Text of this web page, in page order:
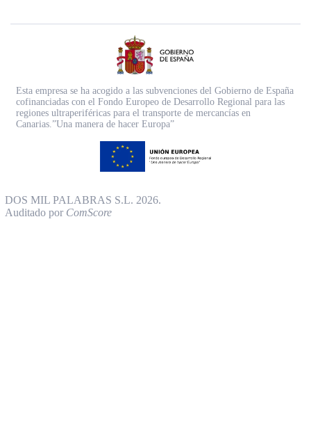
Esta empresa se ha acogido a las subvenciones del Gobierno de España
cofinanciadas con el Fondo Europeo de Desarrollo Regional para las
regiones ultraperiféricas para el transporte de mercancías en
Canarias.”Una manera de hacer Europa”
DOS MIL PALABRAS S.L. 2026.
Auditado por ComScore